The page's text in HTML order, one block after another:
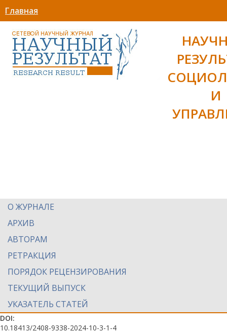
Главная
И
О ЖУРНАЛЕ
АРХИВ
АВТОРАМ
РЕТРАКЦИЯ
ПОРЯДОК РЕЦЕНЗИРОВАНИЯ
ТЕКУЩИЙ ВЫПУСК
УКАЗАТЕЛЬ СТАТЕЙ
DOI:
10.18413/2408-9338-2024-10-3-1-4